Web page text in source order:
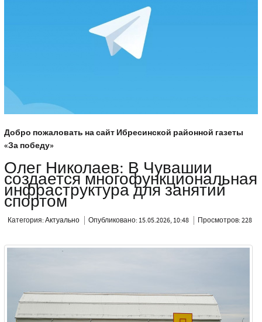
Добро пожаловать на сайт Ибресинской районной газеты
«За победу»
Олег Николаев: В Чувашии
создается многофункциональная
инфраструктура для занятий
спортом
Категория: Актуально Опубликовано: 15.05.2026, 10:48 Просмотров: 228